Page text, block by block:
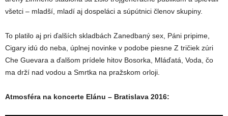
všetci – mladší, mladí aj dospeláci a súpútnici členov skupiny.
To platilo aj pri ďalších skladbách Zanedbaný sex, Páni pripime,
Cigary idú do neba, úplnej novinke v podobe piesne Z tričiek zúri
Che Guevara a ďalšom prídele hitov Bosorka, Mláďatá, Voda, čo
ma drží nad vodou a Smrtka na pražskom orloji.
Atmosféra na koncerte Elánu – Bratislava 2016: